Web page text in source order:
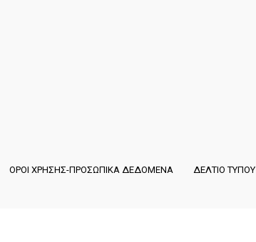
ΟΡΟΙ ΧΡΗΣΗΣ-ΠΡΟΣΩΠΙΚΑ ΔΕΔΟΜΕΝΑ ΔΕΛΤΙΟ ΤΥΠΟΥ